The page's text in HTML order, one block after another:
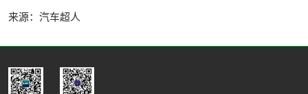
来源：汽车超人